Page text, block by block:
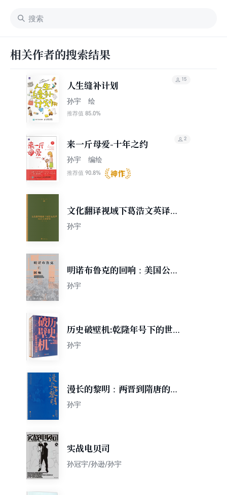
相关作者的搜索结果
人生缝补计划
孙宇 绘
推荐值 85.0%
15
来一斤母爱-十年之约
孙宇 编绘
推荐值 90.8%
2
文化翻译视域下葛浩文英译莫
言小说研究
孙宇
明诺布鲁克的回响：美国公共
行政思潮的一个历史截面及其
孙宇
历史破壁机:乾隆年号下的世界
（全二册）
孙宇
漫长的黎明：两晋到隋唐的毁
灭与新生
孙宇
实战电贝司
孙冠宇/孙逊/孙宇